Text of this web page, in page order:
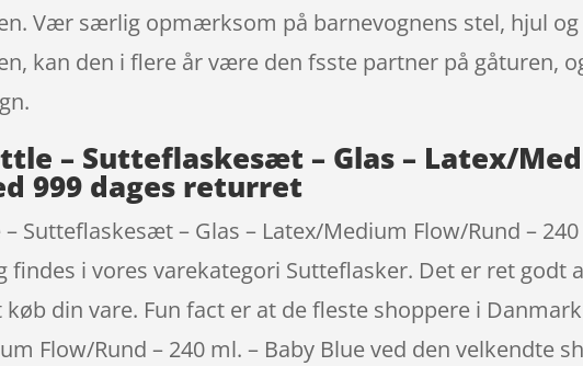
Vær særlig opmærksom på barnevognens stel, hjul
kan den i flere år være den fsste partner på gåturen,
– Sutteflaskesæt – Glas – Latex/
999 dages returret
– Sutteflaskesæt – Glas – Latex/Medium Flow/Rund –
findes i vores varekategori Sutteflasker. Det er ret godt
din vare. Fun fact er at de fleste shoppere i
Flow/Rund – 240 ml. – Baby Blue ved den velkendte